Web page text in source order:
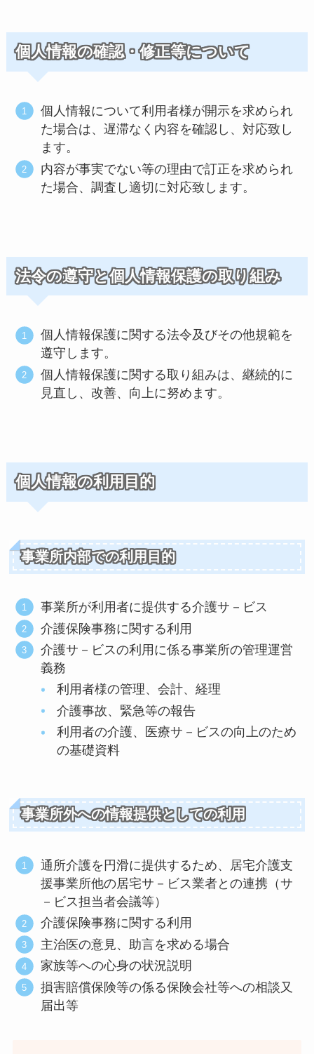
個人情報の確認・修正等について
個人情報について利用者様が開示を求められ
た場合は、遅滞なく内容を確認し、対応致し
ます。
内容が事実でない等の理由で訂正を求められ
た場合、調査し適切に対応致します。
法令の遵守と個人情報保護の取り組み
個人情報保護に関する法令及びその他規範を
遵守します。
個人情報保護に関する取り組みは、継続的に
見直し、改善、向上に努めます。
個人情報の利用目的
事業所内部での利用目的
事業所が利用者に提供する介護サ－ビス
介護保険事務に関する利用
介護サ－ビスの利用に係る事業所の管理運営
義務
利用者様の管理、会計、経理
介護事故、緊急等の報告
利用者の介護、医療サ－ビスの向上のため
の基礎資料
事業所外への情報提供としての利用
通所介護を円滑に提供するため、居宅介護支
援事業所他の居宅サ－ビス業者との連携（サ
－ビス担当者会議等）
介護保険事務に関する利用
主治医の意見、助言を求める場合
家族等への心身の状況説明
損害賠償保険等の係る保険会社等への相談又
届出等